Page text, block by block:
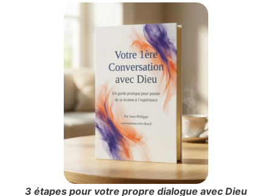
3 étapes pour votre propre dialogue avec Dieu